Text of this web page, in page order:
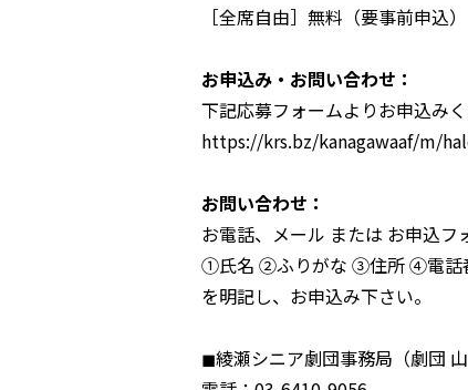
［全席自由］無料（要事前申込）
お申込み・お問い合わせ：
下記応募フォームよりお申込みく
https://krs.bz/kanagawaaf/m/
お問い合わせ：
お電話、メール または お申込フ
①氏名 ②ふりがな ③住所 ④電話
を明記し、お申込み下さい。
◼︎綾瀬シニア劇団事務局（劇団 山